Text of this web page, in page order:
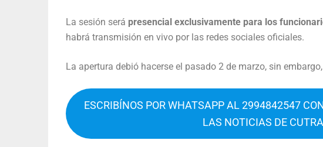
La sesión será presencial exclusivamente para los
habrá transmisión en vivo por las redes sociales oficiales.
La apertura debió hacerse el pasado 2 de marzo, sin
ESCRIBÍNOS POR WHATSAPP AL 2994842547
LAS NOTICIAS DE